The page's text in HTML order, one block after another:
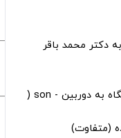
دکتر محمد باقر
دانلود قالب مرد سیاه پوست در حال نگاه به دوربین - son (
(متفاوت)